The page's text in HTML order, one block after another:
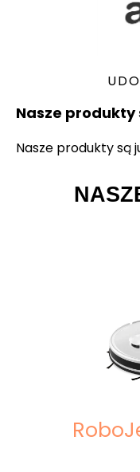
Nasze produkty
Nasze produkty są